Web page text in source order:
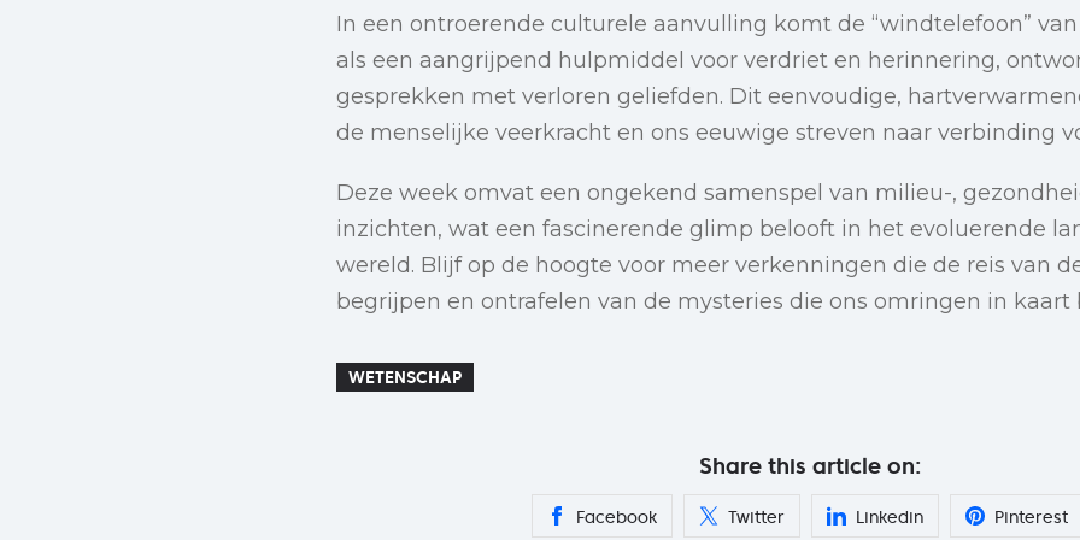
In een ontroerende culturele aanvulling komt de “windtelefoon”
als een aangrijpend hulpmiddel voor verdriet en herinnering,
gesprekken met verloren geliefden. Dit eenvoudige,
de menselijke veerkracht en ons eeuwige streven naar verbinding
Deze week omvat een ongekend samenspel van milieu-,
inzichten, wat een fascinerende glimp belooft in het evoluerende
wereld. Blijf op de hoogte voor meer verkenningen die de reis van
begrijpen en ontrafelen van de mysteries die ons omringen in kaart
WETENSCHAP
Share this article on:
Facebook Twitter Linkedin Pinterest